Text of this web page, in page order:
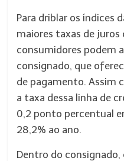
Para driblar os índices
maiores taxas de juros
consumidores podem
consignado, que
de pagamento. Assim
a taxa dessa linha de
0,2 ponto percentual
28,2% ao ano.
Dentro do